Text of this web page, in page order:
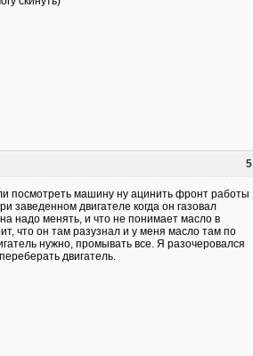
5
посмотреть машину ну ацинить фронт работы
заведенном двигателе когда он газовал
надо менять, и что не понимает масло в
что он там разузнал и у меня масло там по
нужно, промывать все. Я разочеровался
двигатель.